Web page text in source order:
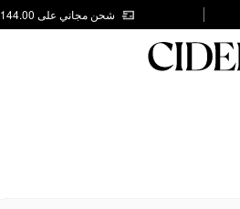
شحن مجاني على AED 144.00